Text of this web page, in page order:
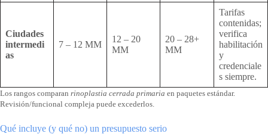
Ciudades
intermedi
as
7 – 12 MM
12 – 20
MM
20 – 28+
MM
Tarifas
contenidas;
verifica
habilitación
y
credenciale
s siempre.
Los rangos comparan rinoplastia cerrada primaria en paquetes estándar.
Revisión/funcional compleja puede excederlos.
Qué incluye (y qué no) un presupuesto serio